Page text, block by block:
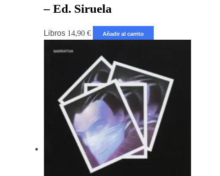
– Ed. Siruela
Libros 14,90€ Añadir al carrito